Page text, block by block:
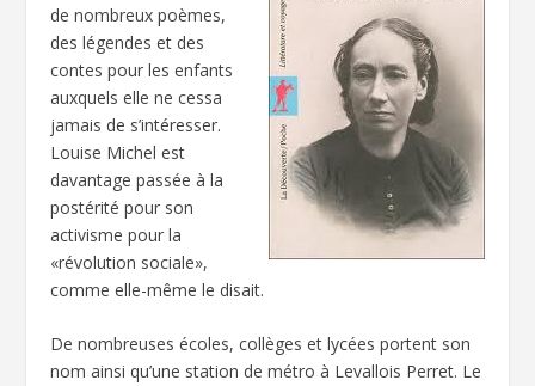
de nombreux poèmes,
des légendes et des
contes pour les enfants
auxquels elle ne cessa
jamais de s’intéresser.
Louise Michel est
davantage passée à la
postérité pour son
activisme pour la
«révolution sociale»,
comme elle-même le disait.
De nombreuses écoles, collèges et lycées portent son
nom ainsi qu’une station de métro à Levallois Perret. Le